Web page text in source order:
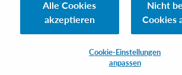
OCLC, Inc. und verbundenen Unternehmen
Cookie-Hinweis Cookie list and settings
Privacy policy
Alle Cookies
akzeptieren
Nicht
Cookies
Cookie-Einstellungen
anpassen